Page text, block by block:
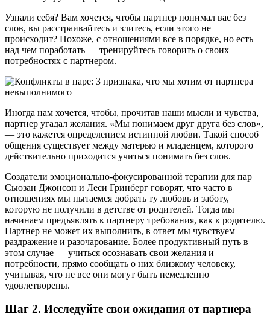
Узнали себя? Вам хочется, чтобы партнер понимал вас без
слов, вы расстраивайтесь и злитесь, если этого не
происходит? Похоже, с отношениями все в порядке, но есть
над чем поработать — тренируйтесь говорить о своих
потребностях с партнером.
Иногда нам хочется, чтобы, прочитав наши мысли и чувства,
партнер угадал желания. «Мы понимаем друг друга без слов»,
— это кажется определением истинной любви. Такой способ
общения существует между матерью и младенцем, которого
действительно приходится учиться понимать без слов.
Создатели эмоционально-фокусированной терапии для пар
Сьюзан Джонсон и Леси Гринберг говорят, что часто в
отношениях мы пытаемся добрать ту любовь и заботу,
которую не получили в детстве от родителей. Тогда мы
начинаем предъявлять к партнеру требования, как к родителю.
Партнер не может их выполнить, в ответ мы чувствуем
раздражение и разочарование. Более продуктивный путь в
этом случае — учиться осознавать свои желания и
потребности, прямо сообщать о них близкому человеку,
учитывая, что не все они могут быть немедленно
удовлетворены.
Шаг 2. Исследуйте свои ожидания от партнера